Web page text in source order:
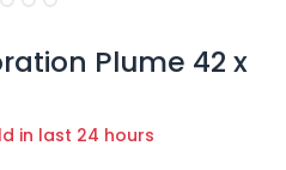
Plume 42 x
in last 24 hours